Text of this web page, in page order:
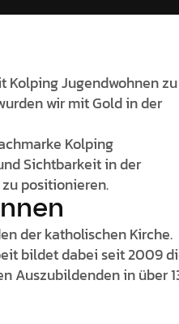
Kolping Jugendwohnen zu
wir mit Gold in der
Kolping
Sichtbarkeit in der
positionieren.
der katholischen Kirche.
bildet dabei seit 2009
Auszubildenden in über